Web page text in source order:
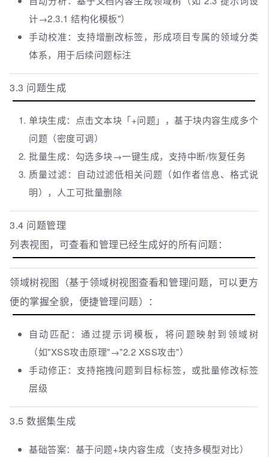
计→2.3.1 结构化模板"）
手动校准：支持增删改标签，形成项目专属的领域分类
体系，用于后续问题标注
3.3 问题生成
单块生成：点击文本块「+问题」，基于块内容生成多个
问题（密度可调）
批量生成：勾选多块→一键生成，支持中断/恢复任务
质量过滤：自动过滤低相关问题（如作者信息、格式说
明），人工可批量删除
3.4 问题管理
列表视图，可查看和管理已经生成好的所有问题：
领域树视图（基于领域树视图查看和管理问题，可以更方
便的掌握全貌，便捷管理问题）：
自动匹配：通过提示词模板，将问题映射到领域树
（如"XSS攻击原理"→"2.2 XSS攻击"）
手动修正：支持拖拽问题到目标标签，或批量修改标签
层级
3.5 数据集生成
基础答案：基于问题+块内容生成（支持多模型对比）